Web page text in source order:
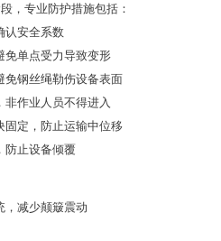
，专业防护措施包括：
认安全系数
免单点受力导致变形
免钢丝绳勒伤设备表面
作业人员不得进入
固定，防止运输中位移
防止设备倾覆
，减少颠簸震动